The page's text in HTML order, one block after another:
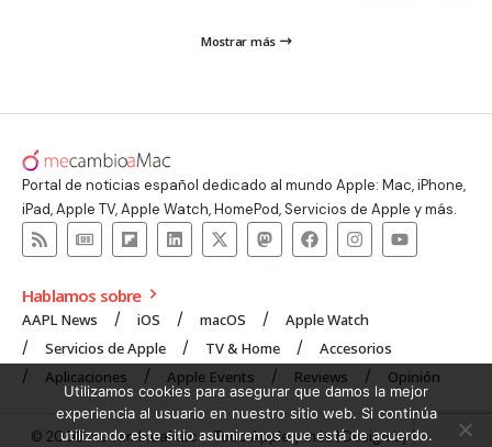
Mostrar más
Portal de noticias español dedicado al mundo Apple: Mac, iPhone,
iPad, Apple TV, Apple Watch, HomePod, Servicios de Apple y más.
Hablamos sobre
AAPL News iOS macOS
Apple Watch
Servicios de Apple
TV & Home
Accesorios
Aplicaciones
Apple Events Reviews Opinión
© 2008 mecambioaMac – Todo Apple y más | Design byUNXON
Utilizamos cookies para asegurar que damos la mejor
experiencia al usuario en nuestro sitio web. Si continúa
utilizando este sitio asumiremos que está de acuerdo.